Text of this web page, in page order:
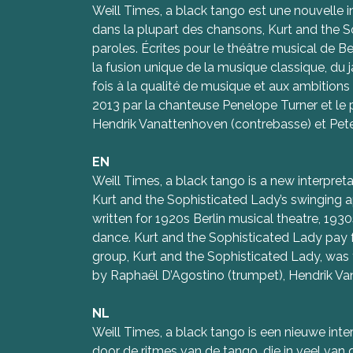
Weill Times, a black tango est une nouvelle
dans la plupart des chansons, Kurt and the
paroles. Écrites pour le théâtre musical de
la fusion unique de la musique classique,
fois à la qualité de musique et aux
2013 par la chanteuse Penelope Turner et
Hendrik Vanattenhoven (contrebasse) et
EN
Weill Times, a black tango is a new
Kurt and the Sophisticated Lady’s
written for 1920s Berlin musical theatre,
dance. Kurt and the Sophisticated Lady
group, Kurt and the Sophisticated Lady,
by Raphaël D’Agostino (trumpet), Hendrik
NL
Weill Times, a black tango is een nieuwe